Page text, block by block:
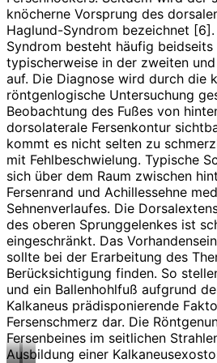
knöcherne Vorsprung des
Haglund-Syndrom bezeichnet
Syndrom besteht häufig
typischerweise in der zweiten
auf. Die Diagnose wird durch die
röntgenlogische Untersuchung
Beobachtung des Fußes von
dorsolaterale Fersenkontur
kommt es nicht selten zu
mit Fehlbeschwielung. Typische
sich über dem Raum zwischen
Fersenrand und Achillessehne
Sehnenverlaufes. Die
des oberen Sprunggelenkes ist
eingeschränkt. Das
sollte bei der Erarbeitung des
Berücksichtigung finden. So
und ein Ballenhohlfuß aufgrund
Kalkaneus prädisponierende
Fersenschmerz dar. Die
Fersenbeines im seitlichen
Ausbildung einer